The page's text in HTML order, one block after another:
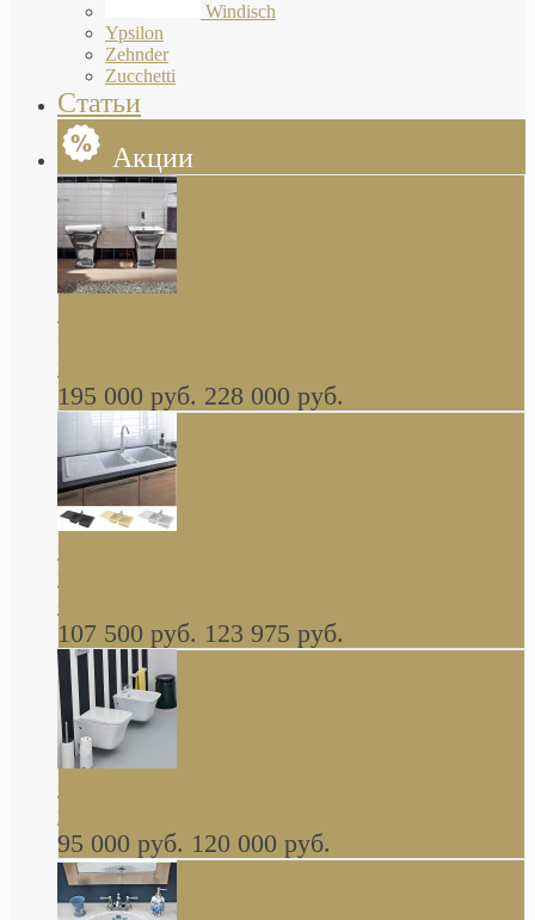
Windisch
Ypsilon
Zehnder
Zucchetti
Статьи
Акции
Butterfly Scarabeo КОМПЛЕКТ санфаянса
глянцевая платина В НАЛИЧИИ
195 000 руб. 228 000 руб.
керамическая мойка 1160 x 510 мм белая,
серая, черная, бежевая В НАЛИЧИИ
107 500 руб. 123 975 руб.
навесное КОМПЛЕКТ
95 000 руб. 120 000 руб.